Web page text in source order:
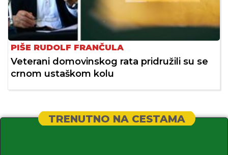
PIŠE RUDOLF FRANČULA
Veterani domovinskog rata pridružili su se
crnom ustaškom kolu
TRENUTNO NA CESTAMA